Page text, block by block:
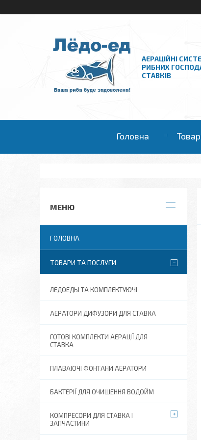
АЕРАЦІЙНІ
РИБНИХ
СТАВКІВ
Головна
ГОЛОВНА
ТОВАРИ ТА ПОСЛУГИ
ЛЕДОЕДЫ ТА КОМПЛЕКТУЮЧІ
АЕРАТОРИ ДИФУЗОРИ ДЛЯ СТАВКА
ГОТОВІ КОМПЛЕКТИ АЕРАЦІЇ ДЛЯ
СТАВКА
ПЛАВАЮЧІ ФОНТАНИ АЕРАТОРИ
БАКТЕРІЇ ДЛЯ ОЧИЩЕННЯ ВОДОЙМ
КОМПРЕСОРИ ДЛЯ СТАВКА І
ЗАПЧАСТИНИ